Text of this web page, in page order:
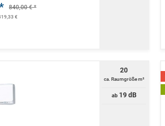
840,00 € *
€
20
ca. Raumgröße m²
ab19 dB